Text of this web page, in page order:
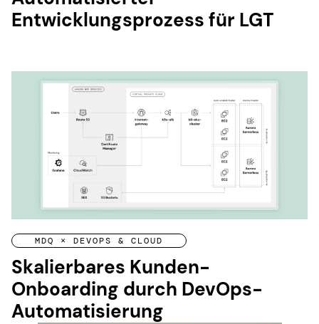
Entwicklungsprozess für LGT
MDQ × DEVOPS & CLOUD
Skalierbares Kunden-
Onboarding durch DevOps-
Automatisierung